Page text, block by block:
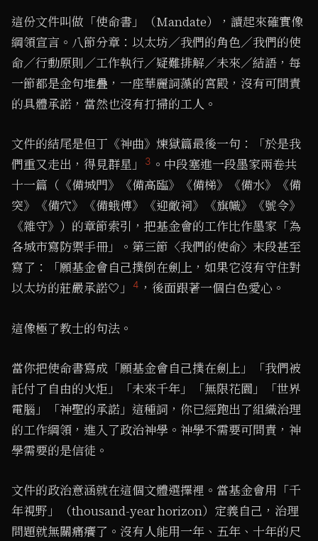
這份文件叫做「使命書」（Mandate），讀起來確實像
綱領宣言。八節分章：以太坊／我們的角色／我們的使
命／行動原則／工作執行／疑難排解／未來／結語，每
一節都是金句堆疊，一座華麗詞藻的宮殿，沒有可問責
的具體承諾，當然也沒有打掃的工人。
文件的結尾是但丁《神曲》煉獄篇最後一句：「於是我
們重又走出，得見群星」
3 。中段塞進一段墨家兩卷共
十一篇（《備城門》《備高臨》《備梯》《備水》《備
突》《備穴》《備蛾傅》《迎敵祠》《旗幟》《號令》
《雜守》）的章節索引，把基金會的工作比作墨家「為
各城市寫防禦手冊」。第三節〈我們的使命〉末段甚至
寫了：「願基金會自己撲倒在劍上，如果它沒有守住對
以太坊的莊嚴承諾🤍」
4 ，後面跟著一個白色愛心。
這像極了教士的句法。
當你把使命書寫成「願基金會自己撲在劍上」「我們被
託付了自由的火炬」「未來千年」「無限花園」「世界
電腦」「神聖的承諾」這種詞，你已經跑出了組織治理
的工作綱領，進入了政治神學。神學不需要可問責，神
學需要的是信徒。
文件的政治意涵就在這個文體選擇裡。當基金會用「千
年視野」（thousand-year horizon）定義自己，治理
問題就無關痛癢了。沒有人能用一年、五年、十年的尺